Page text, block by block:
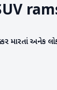
મારતાં અનેક